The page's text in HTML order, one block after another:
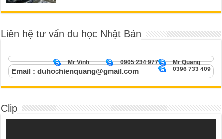
Liên hệ tư vấn du học Nhật Bản
Mr Quang
0905 234 977
Mr Vinh
0396 733 409
Email : duhochienquang@gmail.com
Clip